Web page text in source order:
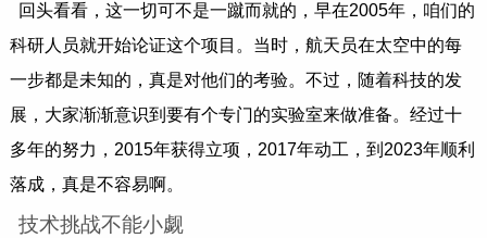
回头看看，这一切可不是一蹴而就的，早在2005年，咱们的
科研人员就开始论证这个项目。当时，航天员在太空中的每
一步都是未知的，真是对他们的考验。不过，随着科技的发
展，大家渐渐意识到要有个专门的实验室来做准备。经过十
多年的努力，2015年获得立项，2017年动工，到2023年顺利
落成，真是不容易啊。
技术挑战不能小觑